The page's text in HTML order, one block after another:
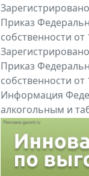
Приказ
собственности
Приказ
собственности
Информация
алкогольным и
"Вниманию
Все федеральные